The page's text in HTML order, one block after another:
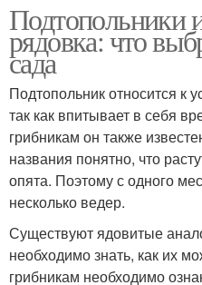
Подтопольники
рядовка: что
сада
Подтопольник относится к
так как впитывает в себя
грибникам он также
названия понятно, что
опята. Поэтому с одного
несколько ведер.
Существуют ядовитые
необходимо знать, как их
грибникам необходимо